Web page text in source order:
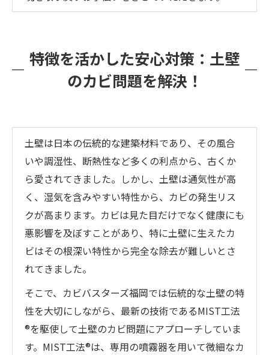
特徴を活かした安心対策：土壁
のカビ問題を解決！
土壁は日本の伝統的な建築材料であり、その風合
いや調湿性、断熱性など多くの利点から、古くか
ら愛されてきました。しかし、土壁は通気性が高
く、湿気を含みやすい特性から、カビの発生リス
クが高まります。カビは見た目だけでなく健康にも
悪影響を及ぼすことがあり、特に土壁に生えたカ
ビはその根深い特性から完全な除去が難しいとさ
れてきました。
そこで、カビバスターズ福岡では伝統的な土壁の特
性を大切にしながら、最新の技術であるMIST工法
®を駆使して土壁のカビ問題にアプローチしていま
す。MIST工法®は、専用の噴霧器を用いて微細なカ